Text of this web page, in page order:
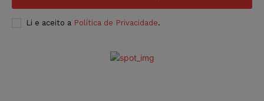
Li e aceito a Política de Privacidade.